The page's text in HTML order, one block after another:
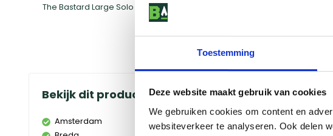
Toestemming
Deze website maakt gebruik van cookies
We gebruiken cookies om content en
websiteverkeer te analyseren. Ook delen
The Bastard Large Solo
Bekijk dit product in onze winkels
Amsterdam
Doetinchem
Groningen